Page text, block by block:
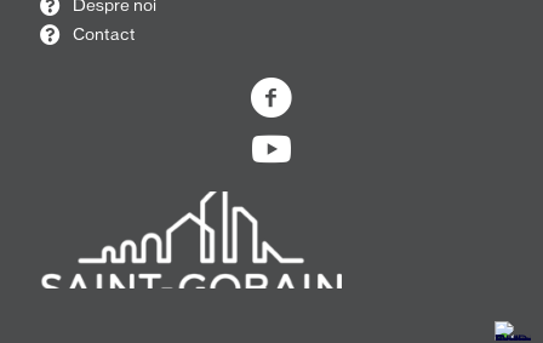
Despre noi
Contact